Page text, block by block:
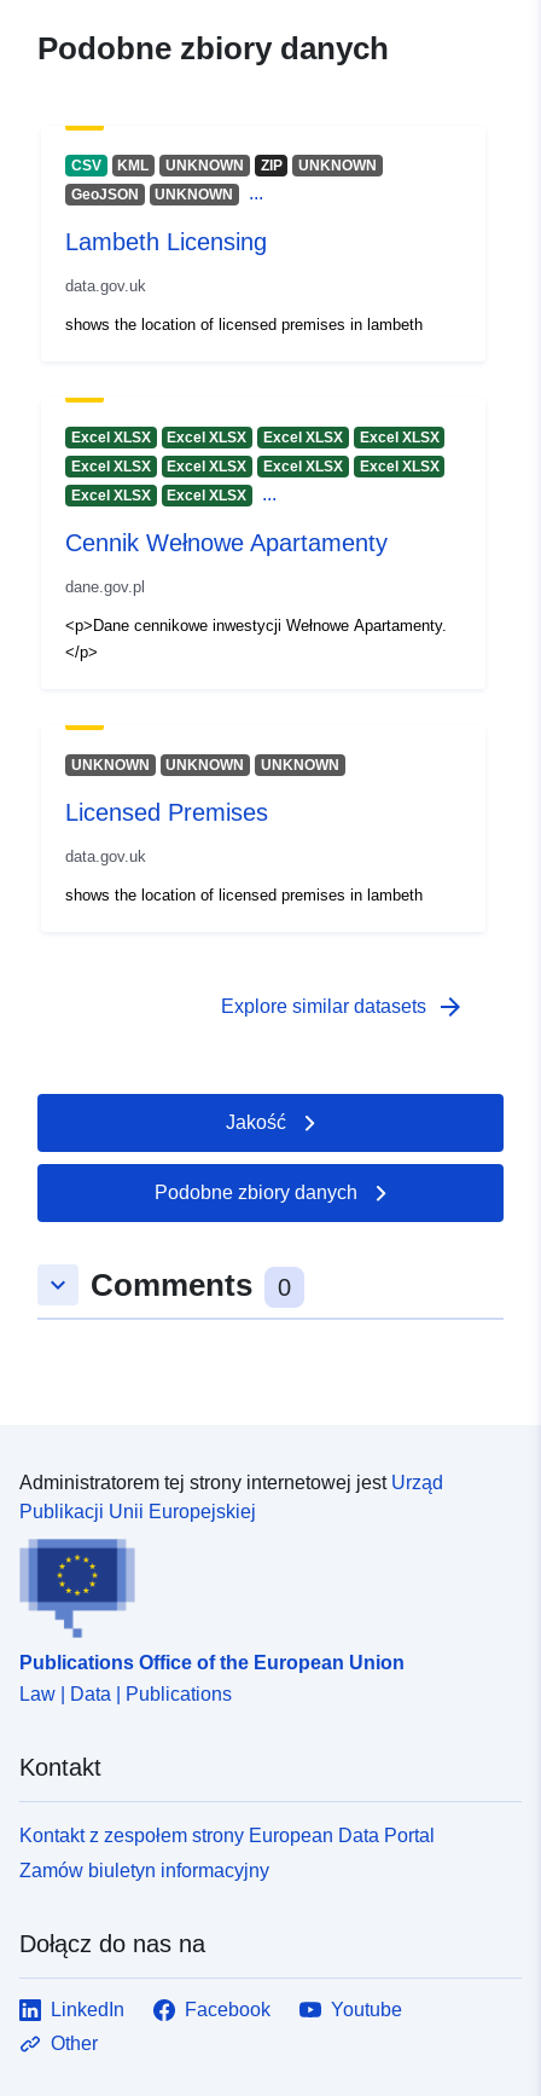
Podobne zbiory danych
CSV KML UNKNOWN ZIP
UNKNOWN
GeoJSON
UNKNOWN ...
Lambeth Licensing
data.gov.uk
shows the location of licensed premises in lambeth
Excel XLSX Excel XLSX Excel XLSX
Excel XLSX
Excel XLSX
Excel XLSX Excel XLSX
Excel XLSX
Excel XLSX
Excel XLSX ...
Cennik Wełnowe Apartamenty
dane.gov.pl
<p>Dane cennikowe inwestycji Wełnowe Apartamenty.
</p>
UNKNOWN UNKNOWN UNKNOWN
Licensed Premises
data.gov.uk
shows the location of licensed premises in lambeth
Explore similar datasets arrow_forward
Jakość
Podobne zbiory danych
keyboard_arrow_down Comments 0
Administratorem tej strony internetowej jest Urząd
Publikacji Unii Europejskiej
Publications Office of the European Union
Law | Data | Publications
Kontakt
Kontakt z zespołem strony European Data Portal
Zamów biuletyn informacyjny
Dołącz do nas na
LinkedIn Facebook
Youtube
Other